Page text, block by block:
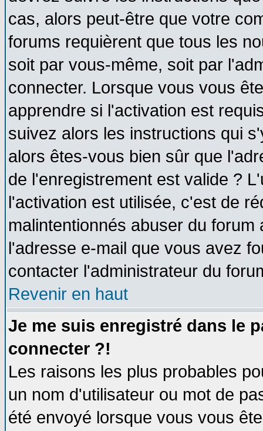
cas, alors peut-être que votre
forums requièrent que tous les
soit par vous-même, soit par
connecter. Lorsque vous vous
apprendre si l'activation est
suivez alors les instructions qui
alors êtes-vous bien sûr que
de l'enregistrement est valide ?
l'activation est utilisée, c'est de
malintentionnés abuser du
l'adresse e-mail que vous avez
contacter l'administrateur du
Revenir en haut
Je me suis enregistré dans le
connecter ?!
Les raisons les plus probables
un nom d'utilisateur ou mot de
été envoyé lorsque vous vous